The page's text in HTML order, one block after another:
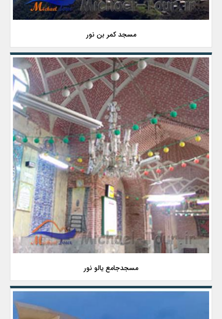
مسجد کمر بن نور
مسجدجامع یالو نور